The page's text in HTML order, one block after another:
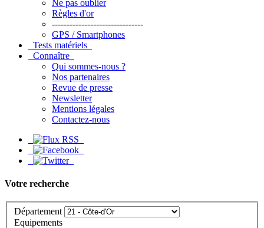
Ne pas oublier
Règles d'or
-------------------------------
GPS / Smartphones
Tests matériels
Connaître
Qui sommes-nous ?
Nos partenaires
Revue de presse
Newsletter
Mentions légales
Contactez-nous
Votre recherche
Département
Equipements